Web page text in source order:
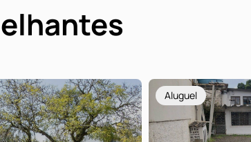
Aluguel